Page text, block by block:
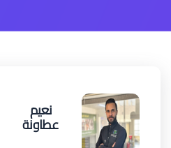
نعيم
عطاونة